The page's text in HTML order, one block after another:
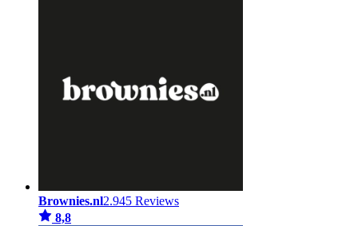
Brownies.nl2.945 Reviews
8,8